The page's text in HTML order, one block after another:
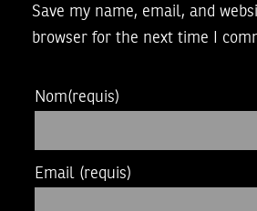
Save my name, email, and
browser for the next time I
Nom(requis)
Email (requis)